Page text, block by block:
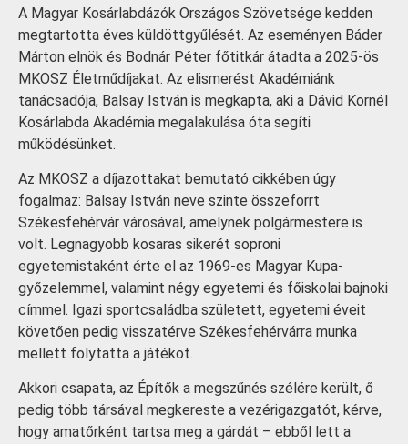
A Magyar Kosárlabdázók Országos Szövetsége kedden
megtartotta éves küldöttgyűlését. Az eseményen Báder
Márton elnök és Bodnár Péter főtitkár átadta a 2025-ös
MKOSZ Életműdíjakat. Az elismerést Akadémiánk
tanácsadója, Balsay István is megkapta, aki a Dávid Kornél
Kosárlabda Akadémia megalakulása óta segíti
működésünket.
Az MKOSZ a díjazottakat bemutató cikkében úgy
fogalmaz: Balsay István neve szinte összeforrt
Székesfehérvár városával, amelynek polgármestere is
volt. Legnagyobb kosaras sikerét soproni
egyetemistaként érte el az 1969-es Magyar Kupa-
győzelemmel, valamint négy egyetemi és főiskolai bajnoki
címmel. Igazi sportcsaládba született, egyetemi éveit
követően pedig visszatérve Székesfehérvárra munka
mellett folytatta a játékot.
Akkori csapata, az Építők a megszűnés szélére került, ő
pedig több társával megkereste a vezérigazgatót, kérve,
hogy amatőrként tartsa meg a gárdát – ebből lett a